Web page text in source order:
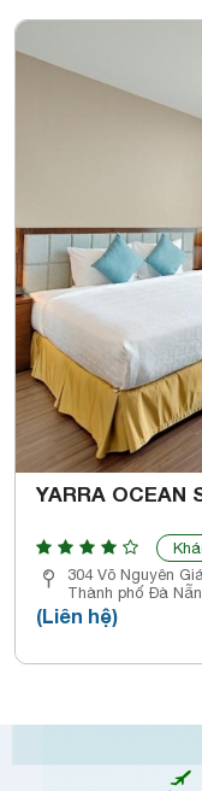
YARRA OCEAN
304 Võ Nguyên
Thành phố Đà
(Liên hệ)